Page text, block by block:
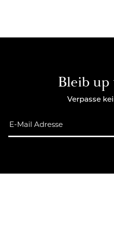
Bleib up
Verpasse